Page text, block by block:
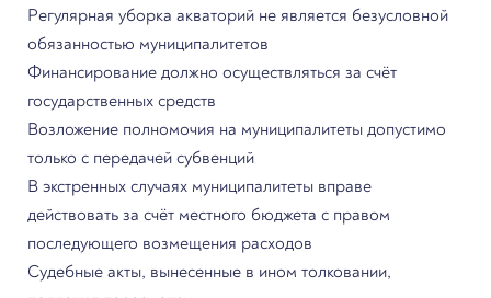
Регулярная уборка акваторий не является безусловной
обязанностью муниципалитетов
Финансирование должно осуществляться за счёт
государственных средств
Возложение полномочия на муниципалитеты допустимо
только с передачей субвенций
В экстренных случаях муниципалитеты вправе
действовать за счёт местного бюджета с правом
последующего возмещения расходов
Судебные акты, вынесенные в ином толковании,